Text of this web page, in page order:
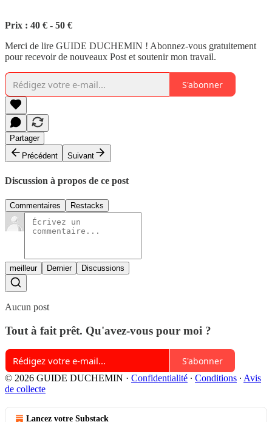
Prix : 40 € - 50 €
Merci de lire GUIDE DUCHEMIN ! Abonnez-vous gratuitement
pour recevoir de nouveaux Post et soutenir mon travail.
S'abonner
Partager
Précédent
Suivant
Discussion à propos de ce post
Commentaires Restacks
meilleur Dernier Discussions
Aucun post
Tout à fait prêt. Qu'avez-vous pour moi ?
S'abonner
© 2026 GUIDE DUCHEMIN · Confidentialité ∙ Conditions ∙ Avis
de collecte
Lancez votre Substack